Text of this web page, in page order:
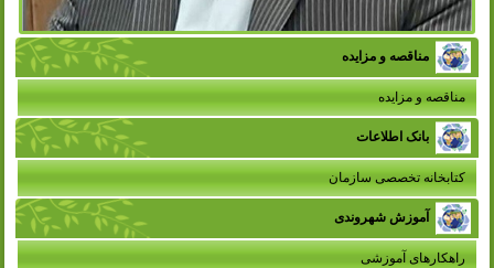
مناقصه و مزایده
مناقصه و مزایده
بانک اطلاعات
کتابخانه تخصصی سازمان
آموزش شهروندی
راهکارهای آموزشی